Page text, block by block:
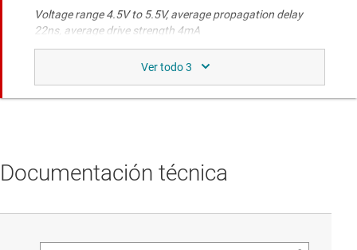
Voltage range 4.5V to 5.5V, average propagation delay
22ns, average drive strength 4mA
Búferes de 8 canales, 4.5 V a 5.5 V con entradas CMOS
Documentación técnica